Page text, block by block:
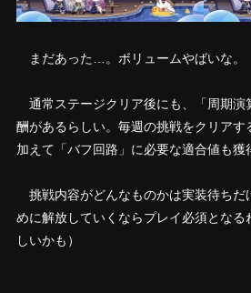
まだあった…。ボリュームやばいな。
通常ステージクリア後にも、「周期演
酬があるらしい。毎週の挑戦をクリアす
加えて「バフ回路」に必要な適合値も獲
挑戦内容がどんなものかは実装待ちだ
めに解放していくならプレイ必須となる
しいかも）